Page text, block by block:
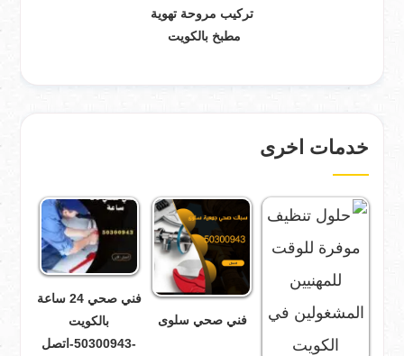
تركيب مروحة تهوية
مطبخ بالكويت
خدمات اخرى
فني صحي سلوى
فني صحي 24 ساعة
بالكويت
-50300943-اتصل